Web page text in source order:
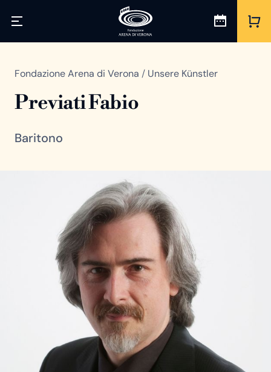
Fondazione Arena di Verona / Unsere Künstler
Previati Fabio
Baritono